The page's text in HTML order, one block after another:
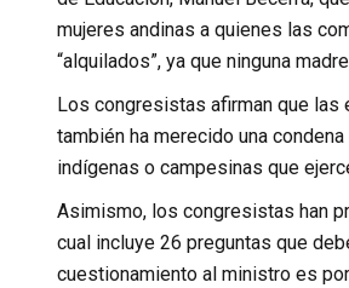
mujeres andinas a quienes las
“alquilados”, ya que ninguna
Los congresistas afirman que
también ha merecido una
indígenas o campesinas que
Asimismo, los congresistas han
cual incluye 26 preguntas que
cuestionamiento al ministro es